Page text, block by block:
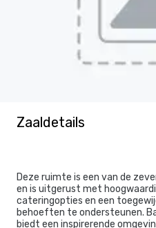
Zaaldetails
Deze ruimte is een van de
en is uitgerust met
cateringopties en een
behoeften te ondersteunen.
biedt een inspirerende